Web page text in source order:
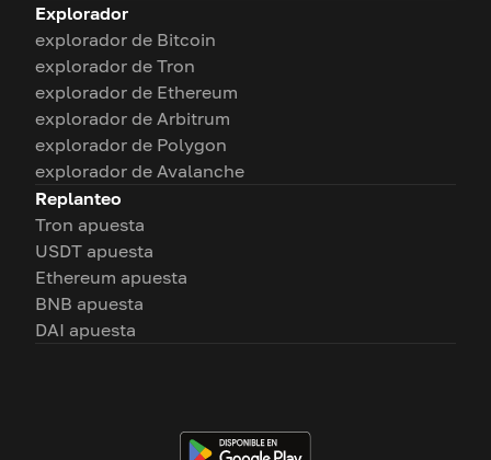
Explorador
explorador de Bitcoin
explorador de Tron
explorador de Ethereum
explorador de Arbitrum
explorador de Polygon
explorador de Avalanche
Replanteo
Tron apuesta
USDT apuesta
Ethereum apuesta
BNB apuesta
DAI apuesta